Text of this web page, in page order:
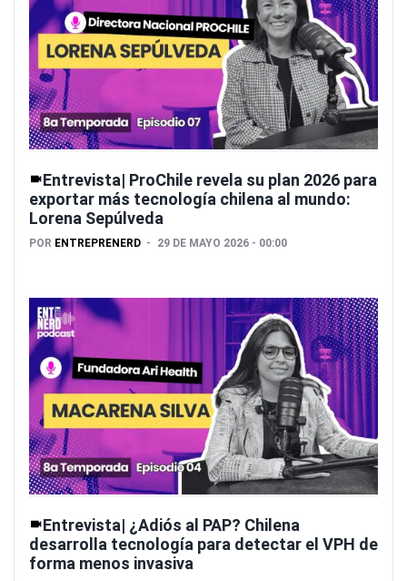
Entrevista| ProChile revela su plan 2026 para
exportar más tecnología chilena al mundo:
Lorena Sepúlveda
POR ENTREPRENERD 29 DE MAYO 2026 - 00:00
Entrevista| ¿Adiós al PAP? Chilena
desarrolla tecnología para detectar el VPH de
forma menos invasiva